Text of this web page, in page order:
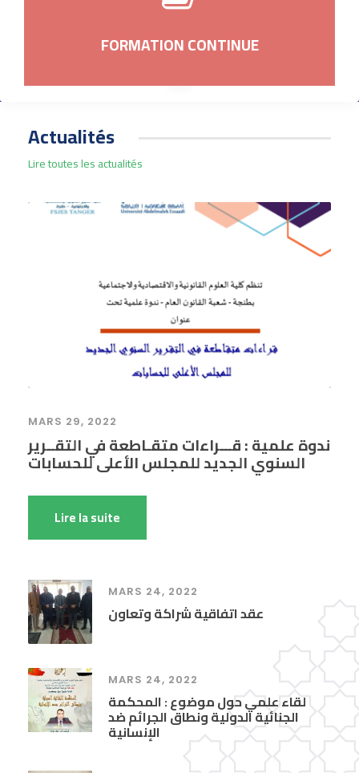
FORMATION CONTINUE
Actualités
Lire toutes les actualités
MARS 29, 2022
ندوة علمية : قـــراءات متقـاطعة في التقــرير
السنوي الجديد للمجلس الأعلى للحسابات
Lire la suite
MARS 24, 2022
عقد اتفاقية شراكة وتعاون
MARS 24, 2022
لقاء علمي حول موضوع : المحكمة
الجنائية الدولية ونطاق الجرائم ضد
الإنسانية